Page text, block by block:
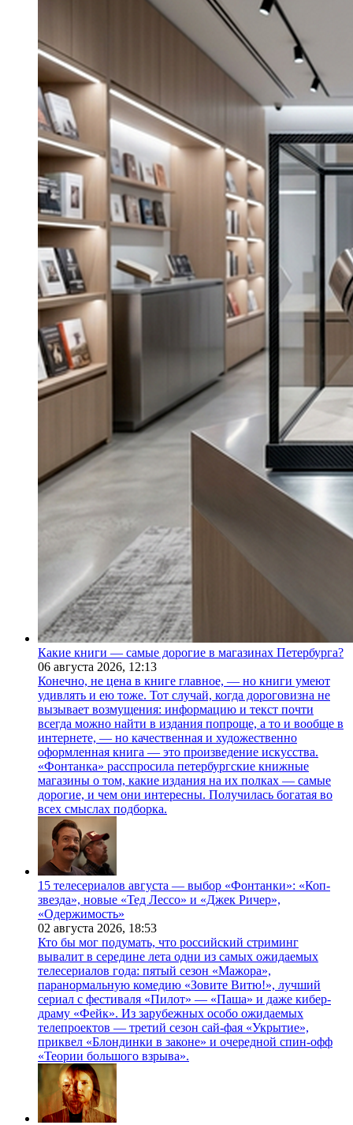
Какие книги — самые дорогие в магазинах Петербурга?
06 августа 2026, 12:13
Конечно, не цена в книге главное, — но книги умеют
удивлять и ею тоже. Тот случай, когда дороговизна не
вызывает возмущения: информацию и текст почти
всегда можно найти в издания попроще, а то и вообще в
интернете, — но качественная и художественно
оформленная книга — это произведение искусства.
«Фонтанка» расспросила петербургские книжные
магазины о том, какие издания на их полках — самые
дорогие, и чем они интересны. Получилась богатая во
всех смыслах подборка.
15 телесериалов августа — выбор «Фонтанки»: «Коп-
звезда», новые «Тед Лессо» и «Джек Ричер»,
«Одержимость»
02 августа 2026, 18:53
Кто бы мог подумать, что российский стриминг
вывалит в середине лета одни из самых ожидаемых
телесериалов года: пятый сезон «Мажора»,
паранормальную комедию «Зовите Витю!», лучший
сериал с фестиваля «Пилот» — «Паша» и даже кибер-
драму «Фейк». Из зарубежных особо ожидаемых
телепроектов — третий сезон сай-фая «Укрытие»,
приквел «Блондинки в законе» и очередной спин-офф
«Теории большого взрыва».